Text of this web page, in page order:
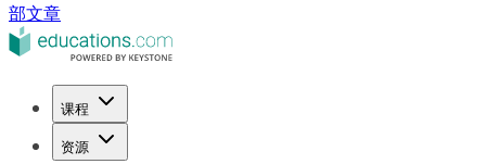
部文章
课程
资源